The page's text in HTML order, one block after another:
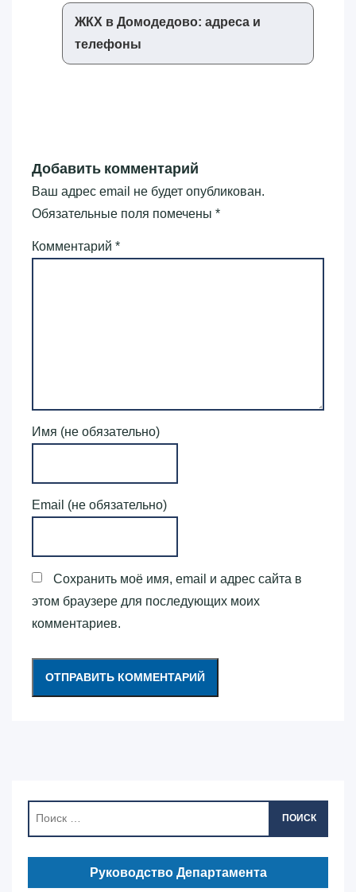
ЖКХ в Домодедово: адреса и
телефоны
Добавить комментарий
Ваш адрес email не будет опубликован.
Обязательные поля помечены *
Комментарий *
Имя (не обязательно)
Email (не обязательно)
Сохранить моё имя, email и адрес сайта в
этом браузере для последующих моих
комментариев.
ПОИСК
Руководство Департамента